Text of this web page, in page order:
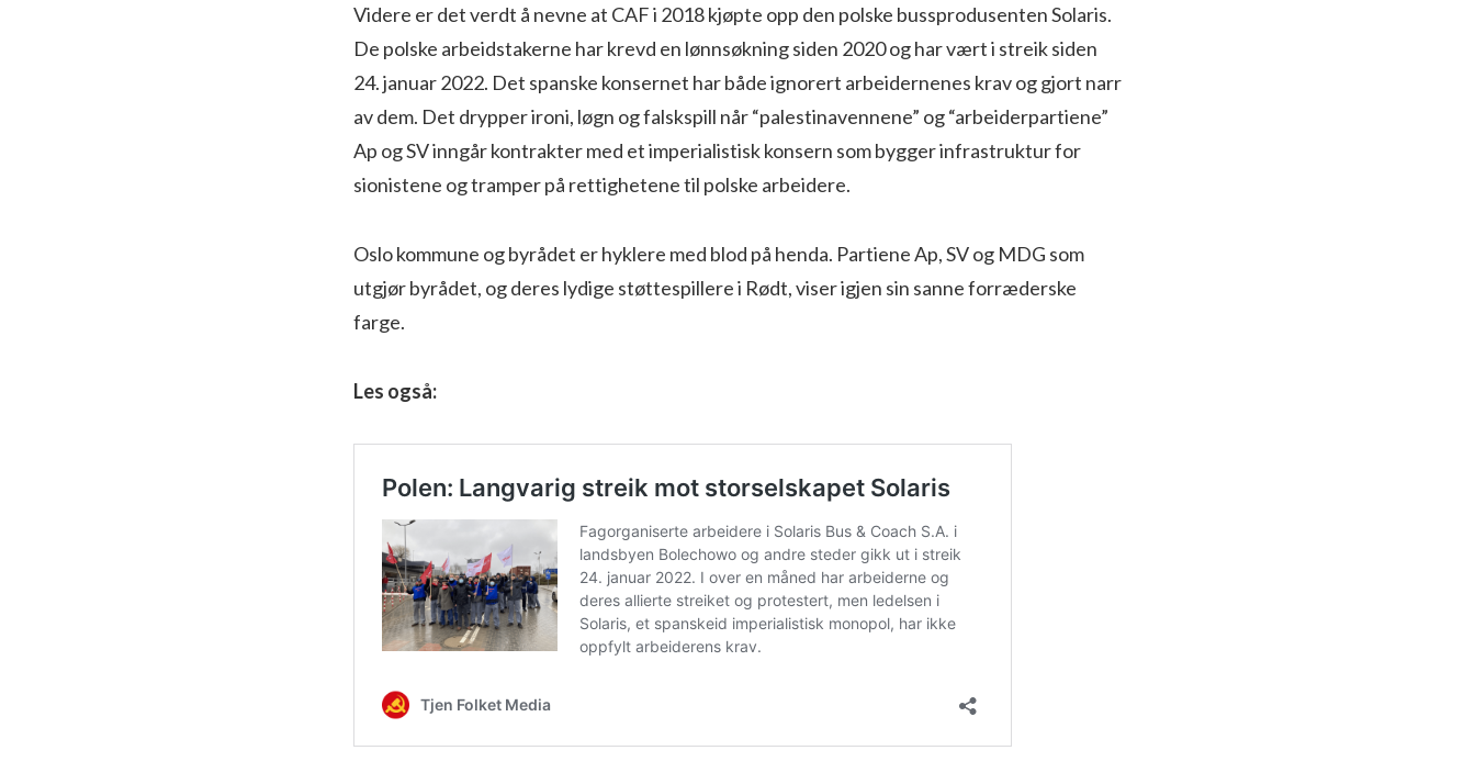
Videre er det verdt å nevne at CAF i 2018 kjøpte opp den polske bussprodusenten Solaris.
De polske arbeidstakerne har krevd en lønnsøkning siden 2020 og har vært i streik siden
24. januar 2022. Det spanske konsernet har både ignorert arbeidernenes krav og gjort narr
av dem. Det drypper ironi, løgn og falskspill når “palestinavennene” og “arbeiderpartiene”
Ap og SV inngår kontrakter med et imperialistisk konsern som bygger infrastruktur for
sionistene og tramper på rettighetene til polske arbeidere.
Oslo kommune og byrådet er hyklere med blod på henda. Partiene Ap, SV og MDG som
utgjør byrådet, og deres lydige støttespillere i Rødt, viser igjen sin sanne forræderske
farge.
Les også: